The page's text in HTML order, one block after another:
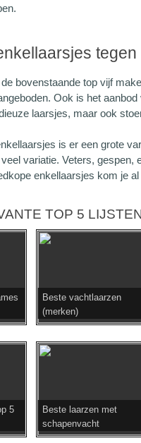
bovenstaande top vijf
Ook is het
laarsjes, maar ook
is er een grote
variatie. Veters,
enkellaarsjes kom je
TOP 5
Beste vachtlaarzen
(merken)
5
Beste laarzen met
schapenvacht